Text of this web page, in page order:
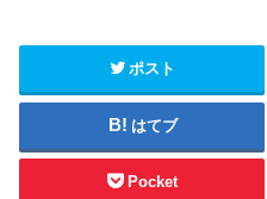
ポスト
はてブ
Pocket